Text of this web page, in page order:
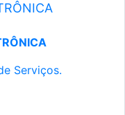
Serviços.